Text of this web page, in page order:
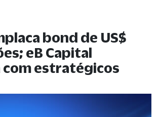
bond de US$
eB Capital
com estratégicos